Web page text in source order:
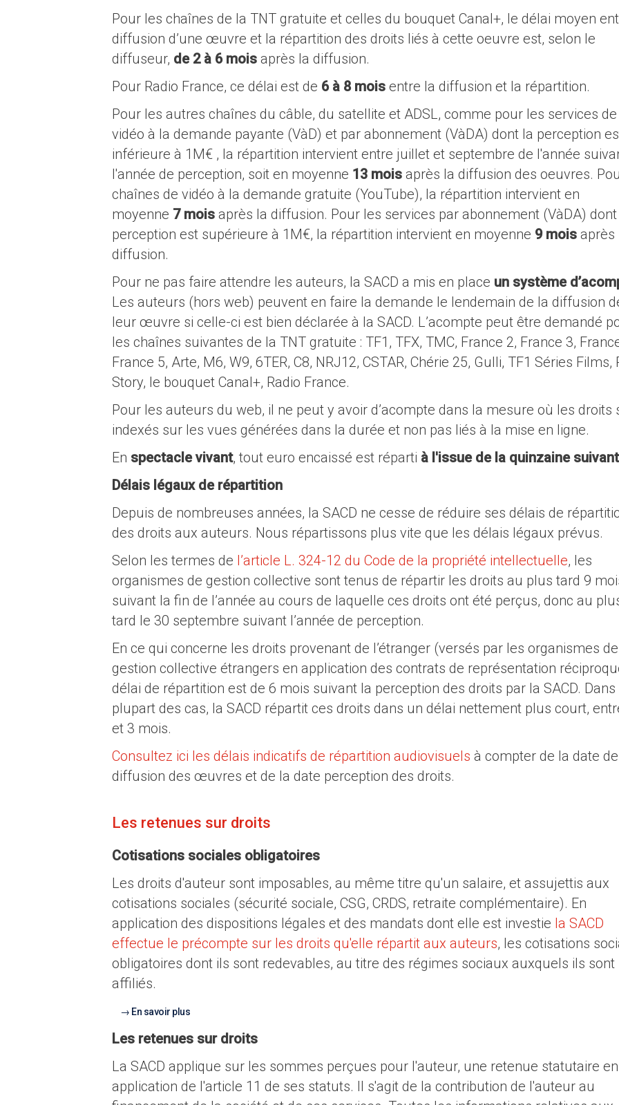
Pour les chaînes de la TNT gratuite et celles du bouquet Canal+, le délai moyen
diffusion d’une œuvre et la répartition des droits liés à cette oeuvre est, selon le
diffuseur, de 2 à 6 mois après la diffusion.
Pour Radio France, ce délai est de 6 à 8 mois entre la diffusion et la répartition.
Pour les autres chaînes du câble, du satellite et ADSL, comme pour les services de
vidéo à la demande payante (VàD) et par abonnement (VàDA) dont la perception
inférieure à 1M€ , la répartition intervient entre juillet et septembre de l'année
l'année de perception, soit en moyenne 13 mois après la diffusion des oeuvres.
chaînes de vidéo à la demande gratuite (YouTube), la répartition intervient en
moyenne 7 mois après la diffusion. Pour les services par abonnement (VàDA)
perception est supérieure à 1M€, la répartition intervient en moyenne 9 mois après
diffusion.
Pour ne pas faire attendre les auteurs, la SACD a mis en place un système
Les auteurs (hors web) peuvent en faire la demande le lendemain de la diffusion
leur œuvre si celle-ci est bien déclarée à la SACD. L’acompte peut être demandé
les chaînes suivantes de la TNT gratuite : TF1, TFX, TMC, France 2, France 3,
France 5, Arte, M6, W9, 6TER, C8, NRJ12, CSTAR, Chérie 25, Gulli, TF1 Séries Films,
Story, le bouquet Canal+, Radio France.
Pour les auteurs du web, il ne peut y avoir d’acompte dans la mesure où les droits
indexés sur les vues générées dans la durée et non pas liés à la mise en ligne.
En spectacle vivant, tout euro encaissé est réparti à l'issue de la quinzaine
Délais légaux de répartition
Depuis de nombreuses années, la SACD ne cesse de réduire ses délais de
des droits aux auteurs. Nous répartissons plus vite que les délais légaux prévus.
Selon les termes de l’article L. 324-12 du Code de la propriété intellectuelle, les
organismes de gestion collective sont tenus de répartir les droits au plus tard 9
suivant la fin de l’année au cours de laquelle ces droits ont été perçus, donc au
tard le 30 septembre suivant l’année de perception.
En ce qui concerne les droits provenant de l’étranger (versés par les organismes de
gestion collective étrangers en application des contrats de représentation
délai de répartition est de 6 mois suivant la perception des droits par la SACD. Dans
plupart des cas, la SACD répartit ces droits dans un délai nettement plus court,
et 3 mois.
Consultez ici les délais indicatifs de répartition audiovisuels à compter de la date de
diffusion des œuvres et de la date perception des droits.
Les retenues sur droits
Cotisations sociales obligatoires
Les droits d'auteur sont imposables, au même titre qu'un salaire, et assujettis aux
cotisations sociales (sécurité sociale, CSG, CRDS, retraite complémentaire). En
application des dispositions légales et des mandats dont elle est investie la SACD
effectue le précompte sur les droits qu'elle répartit aux auteurs, les cotisations
obligatoires dont ils sont redevables, au titre des régimes sociaux auxquels ils sont
affiliés.
En savoir plus
Les retenues sur droits
La SACD applique sur les sommes perçues pour l'auteur, une retenue statutaire en
application de l'article 11 de ses statuts. Il s'agit de la contribution de l'auteur au